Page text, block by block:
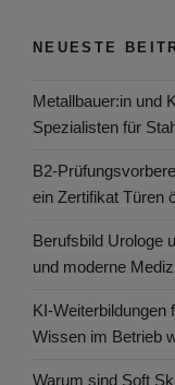
NEUESTE
Metallbauer:in und
Spezialisten für
B2-
ein Zertifikat Türen
Berufsbild Urologe
und moderne
KI-Weiterbildungen
Wissen im Betrieb
Warum sind Soft